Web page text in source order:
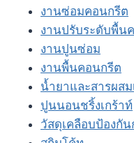
งานซ่อมคอนกรีต
งานปรับระดับพื้น
งานปูนซ่อม
งานพื้นคอนกรีต
น้ำยาและสารผสม
ปูนนอนชริ้งเกร้าท์
วัสดุเคลือบป้องกั